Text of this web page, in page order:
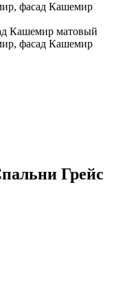
фасад Кашемир
фасад Кашемир
Грейс